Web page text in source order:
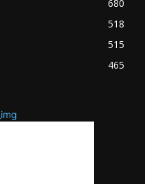
680
518
515
465